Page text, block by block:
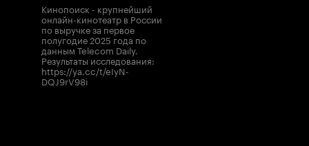
Кинопоиск - крупнейший
онлайн-кинотеатр в России
по выручке за первое
полугодие 2025 года по
данным Telecom Daily.
Результаты исследования:
https://ya.cc/t/eIyN-
DQJ9rV98i